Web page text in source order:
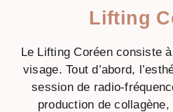
Lifting
Le Lifting Coréen consiste
visage. Tout d’abord,
session de radio-
production de